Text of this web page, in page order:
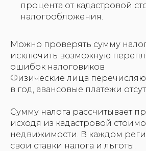
процента от кадастровой
налогообложения.
Можно проверять сумму
исключить возможную
ошибок налоговиков
Физические лица
в год, авансовые платежи
Сумму налога рассчитывает
исходя из кадастровой
недвижимости. В каждом
свои ставки налога и льготы.